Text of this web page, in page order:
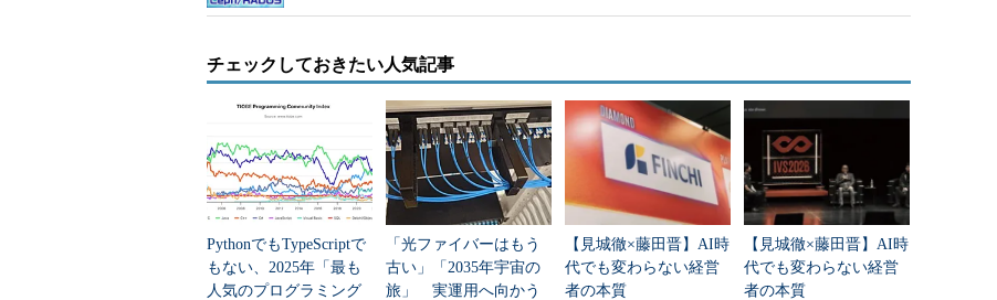
チェックしておきたい人気記事
PythonでもTypeScriptで
もない、2025年「最も
人気のプログラミング
「光ファイバーはもう
古い」「2035年宇宙の
旅」 実運用へ向かう
【見城徹×藤田晋】AI時
代でも変わらない経営
者の本質
【見城徹×藤田晋】AI時
代でも変わらない経営
者の本質